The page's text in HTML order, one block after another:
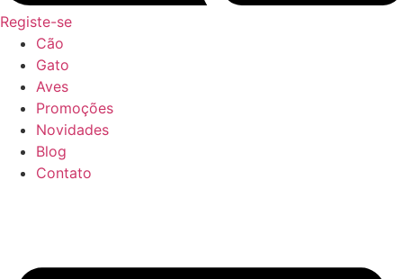
Registe-se
Cão
Gato
Aves
Promoções
Novidades
Blog
Contato